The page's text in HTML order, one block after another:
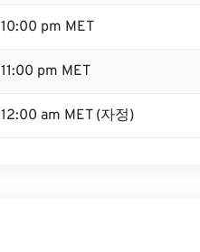
10:00 pm MET
11:00 pm MET
12:00 am MET (자정)